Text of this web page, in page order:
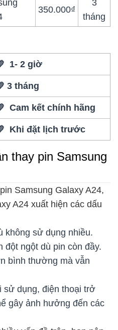
350.000₫
3
tháng
1- 2 giờ
3 tháng
Cam kết chính hãng
Khi đặt lịch trước
thay pin Samsung
Samsung Galaxy A24,
A24 xuất hiện các dấu
không sử dụng nhiều.
đột ngột dù pin còn đầy.
bình thường mà vẫn
sử dụng, điện thoại trở
gây ảnh hưởng đến các